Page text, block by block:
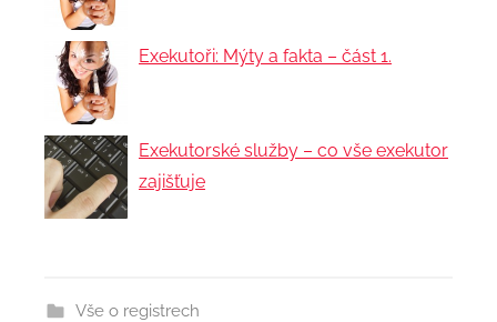
Exekutoři: Mýty a fakta – část 1.
Exekutorské služby – co vše exekutor
zajišťuje
Vše o registrech